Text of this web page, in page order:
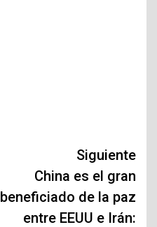
Siguiente
China es el gran
beneficiado de la paz
entre EEUU e Irán: